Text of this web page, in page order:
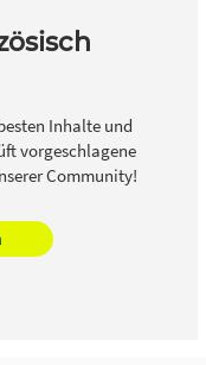
Inhalte und
vorgeschlagene
Community!